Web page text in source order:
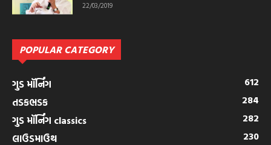
22/03/2019
POPULAR CATEGORY
ગુડ મૉર્નિંગ
612
તડકભડક
284
ગુડ મૉર્નિંગ classics
282
લાઉડમાઉથ
230